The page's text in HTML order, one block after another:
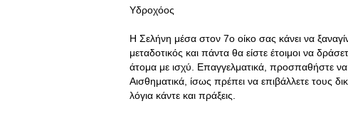
Υδροχόος
Η Σελήνη μέσα στον 7ο οίκο σας κάνει να
μεταδοτικός και πάντα θα είστε έτοιμοι να
άτομα με ισχύ. Επαγγελματικά, προσπαθήστε να
Αισθηματικά, ίσως πρέπει να επιβάλλετε τους
λόγια κάντε και πράξεις.